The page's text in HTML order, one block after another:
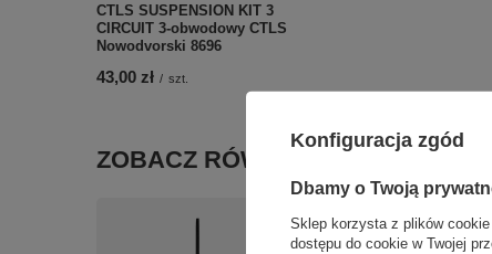
CTLS SUSPENSION KIT 3
CIRCUIT 3-obwodowy CTLS
Nowodvorski 8696
43,00 zł / szt.
ZOBACZ RÓWNIEŻ
Konfiguracja zgód
Dbamy o Twoją
Sklep korzysta z plików
dostępu do cookie w Twojej